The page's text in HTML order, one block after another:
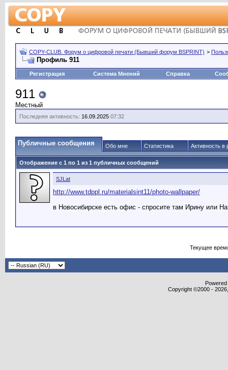
COPY-CLUB. Форум о цифровой печати (Бывший форум BSPRINT) >
Профиль 911
Регистрация Система Мнений Справка
911
Местный
Последняя активность: 16.09.2025 07:32
Публичные сообщения Обо мне Статистика Активность в
Отображение с 1 по 1 из 1 публичных сообщений
SJLat
http://www.tdppl.ru/materialsint11/photo-wallpaper/
в Новосибирске есть офис - спросите там Ирину или
Текущее
Copyright ©2000 -